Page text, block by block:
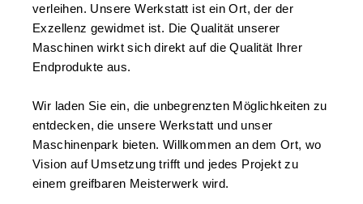
verleihen. Unsere Werkstatt ist ein Ort, der der
Exzellenz gewidmet ist. Die Qualität unserer
Maschinen wirkt sich direkt auf die Qualität Ihrer
Endprodukte aus.
Wir laden Sie ein, die unbegrenzten Möglichkeiten zu
entdecken, die unsere Werkstatt und unser
Maschinenpark bieten. Willkommen an dem Ort, wo
Vision auf Umsetzung trifft und jedes Projekt zu
einem greifbaren Meisterwerk wird.